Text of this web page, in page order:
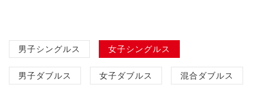
男子シングルス 女子シングルス
男子ダブルス 女子ダブルス 混合ダブルス